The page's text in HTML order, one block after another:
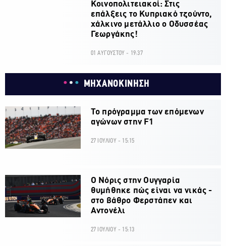
Κοινοπολιτειακοί: Στις
επάλξεις το Κυπριακό τζούντο,
χάλκινο μετάλλιο ο Οδυσσέας
Γεωργάκης!
01 ΑΥΓΟΥΣΤΟΥ - 19:37
ΜΗΧΑΝΟΚΙΝΗΣΗ
Το πρόγραμμα των επόμενων
αγώνων στην F1
27 ΙΟΥΛΙΟΥ - 15:15
O Νόρις στην Ουγγαρία
θυμήθηκε πώς είναι να νικάς -
στο βάθρο Φερστάπεν και
Αντονέλι
27 ΙΟΥΛΙΟΥ - 15:13